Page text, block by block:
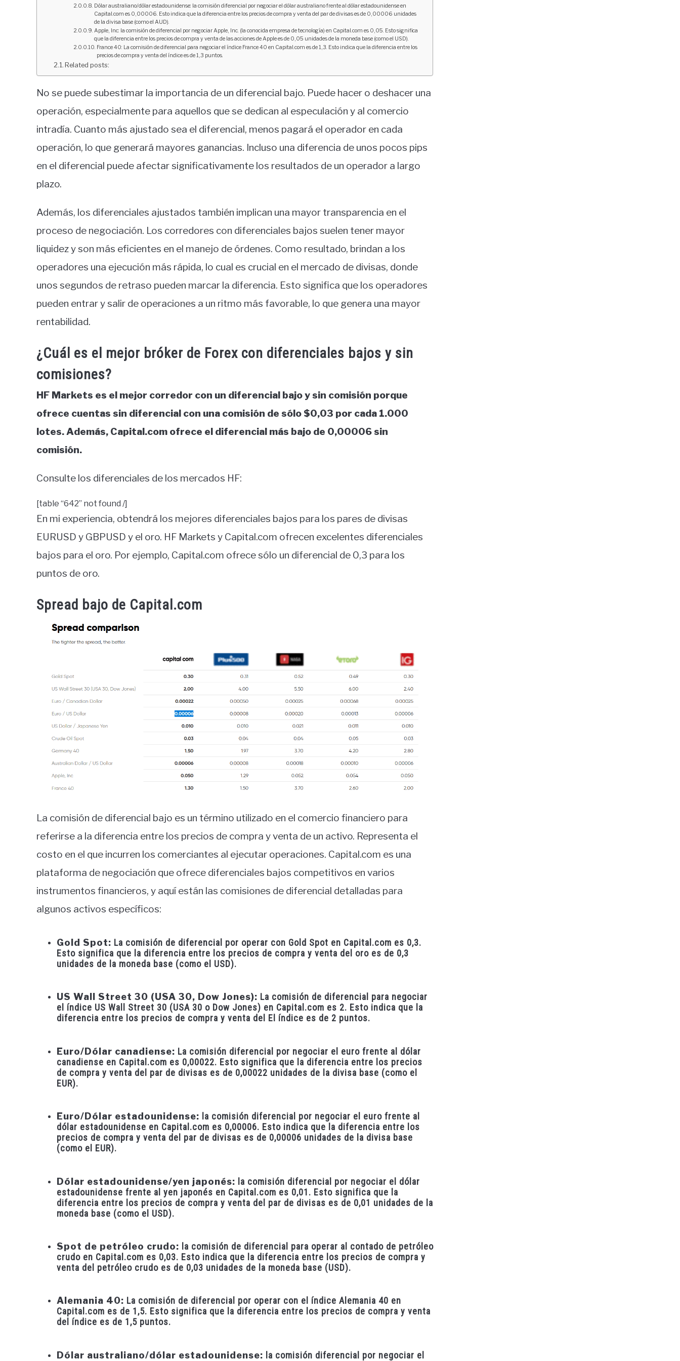
Dólar australiano/dólar estadounidense: la comisión diferencial por negociar el dólar australiano frente al dólar estadounidense en
Capital.com es 0,00006. Esto indica que la diferencia entre los precios de compra y venta del par de divisas es de 0,00006 unidades
de la divisa base (como el AUD).
Apple, Inc: la comisión de diferencial por negociar Apple, Inc. (la conocida empresa de tecnología) en Capital.com es 0,05. Esto significa
que la diferencia entre los precios de compra y venta de las acciones de Apple es de 0,05 unidades de la moneda base (como el USD).
France 40: La comisión de diferencial para negociar el índice France 40 en Capital.com es de 1,3. Esto indica que la diferencia entre los
precios de compra y venta del índice es de 1,3 puntos.
Related posts:
No se puede subestimar la importancia de un diferencial bajo. Puede hacer o deshacer una
operación, especialmente para aquellos que se dedican al especulación y al comercio
intradía. Cuanto más ajustado sea el diferencial, menos pagará el operador en cada
operación, lo que generará mayores ganancias. Incluso una diferencia de unos pocos pips
en el diferencial puede afectar significativamente los resultados de un operador a largo
plazo.
Además, los diferenciales ajustados también implican una mayor transparencia en el
proceso de negociación. Los corredores con diferenciales bajos suelen tener mayor
liquidez y son más eficientes en el manejo de órdenes. Como resultado, brindan a los
operadores una ejecución más rápida, lo cual es crucial en el mercado de divisas, donde
unos segundos de retraso pueden marcar la diferencia. Esto significa que los operadores
pueden entrar y salir de operaciones a un ritmo más favorable, lo que genera una mayor
rentabilidad.
¿Cuál es el mejor bróker de Forex con diferenciales bajos y sin
comisiones?
HF Markets es el mejor corredor con un diferencial bajo y sin comisión porque
ofrece cuentas sin diferencial con una comisión de sólo $0,03 por cada 1.000
lotes. Además, Capital.com ofrece el diferencial más bajo de 0,00006 sin
comisión.
Consulte los diferenciales de los mercados HF:
[table “642” not found /]
En mi experiencia, obtendrá los mejores diferenciales bajos para los pares de divisas
EURUSD y GBPUSD y el oro. HF Markets y Capital.com ofrecen excelentes diferenciales
bajos para el oro. Por ejemplo, Capital.com ofrece sólo un diferencial de 0,3 para los
puntos de oro.
Spread bajo de Capital.com
La comisión de diferencial bajo es un término utilizado en el comercio financiero para
referirse a la diferencia entre los precios de compra y venta de un activo. Representa el
costo en el que incurren los comerciantes al ejecutar operaciones. Capital.com es una
plataforma de negociación que ofrece diferenciales bajos competitivos en varios
instrumentos financieros, y aquí están las comisiones de diferencial detalladas para
algunos activos específicos:
Gold Spot: La comisión de diferencial por operar con Gold Spot en Capital.com es 0,3.
Esto significa que la diferencia entre los precios de compra y venta del oro es de 0,3
unidades de la moneda base (como el USD).
US Wall Street 30 (USA 30, Dow Jones): La comisión de diferencial para negociar
el índice US Wall Street 30 (USA 30 o Dow Jones) en Capital.com es 2. Esto indica que la
diferencia entre los precios de compra y venta del El índice es de 2 puntos.
Euro/Dólar canadiense: La comisión diferencial por negociar el euro frente al dólar
canadiense en Capital.com es 0,00022. Esto significa que la diferencia entre los precios
de compra y venta del par de divisas es de 0,00022 unidades de la divisa base (como el
EUR).
Euro/Dólar estadounidense: la comisión diferencial por negociar el euro frente al
dólar estadounidense en Capital.com es 0,00006. Esto indica que la diferencia entre los
precios de compra y venta del par de divisas es de 0,00006 unidades de la divisa base
(como el EUR).
Dólar estadounidense/yen japonés: la comisión diferencial por negociar el dólar
estadounidense frente al yen japonés en Capital.com es 0,01. Esto significa que la
diferencia entre los precios de compra y venta del par de divisas es de 0,01 unidades de la
moneda base (como el USD).
Spot de petróleo crudo: la comisión de diferencial para operar al contado de petróleo
crudo en Capital.com es 0,03. Esto indica que la diferencia entre los precios de compra y
venta del petróleo crudo es de 0,03 unidades de la moneda base (USD).
Alemania 40: La comisión de diferencial por operar con el índice Alemania 40 en
Capital.com es de 1,5. Esto significa que la diferencia entre los precios de compra y venta
del índice es de 1,5 puntos.
Dólar australiano/dólar estadounidense: la comisión diferencial por negociar el